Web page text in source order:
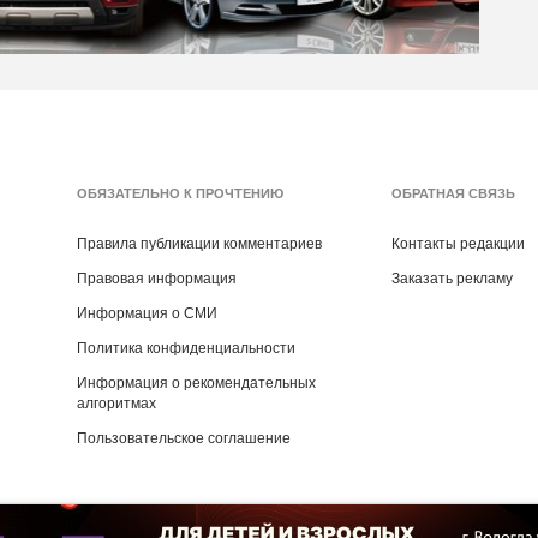
ОБЯЗАТЕЛЬНО К ПРОЧТЕНИЮ
Правила публикации комментариев
Правовая информация
Информация о СМИ
Политика конфиденциальности
Информация о рекомендательных
алгоритмах
Пользовательское соглашение
ОБРАТНАЯ СВЯЗЬ
Контакты редакции
Заказать рекламу